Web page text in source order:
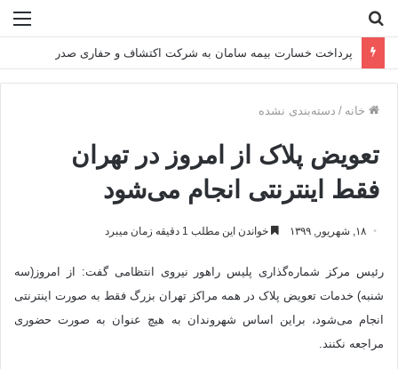
پرداخت خسارت بیمه سامان به شرکت اکتشاف و حفاری صدر
خانه / دسته‌بندی نشده
تعویض پلاک از امروز در تهران
فقط اینترنتی انجام می‌شود
۱۸, شهریور, ۱۳۹۹ خواندن این مطلب 1 دقیقه زمان میبرد
رئیس مرکز شماره‌گذاری پلیس راهور نیروی انتظامی گفت: از امروز(سه
شنبه) خدمات تعویض پلاک در همه مراکز تهران بزرگ فقط به صورت اینترنتی
انجام می‌شود، براین اساس شهروندان به هیچ عنوان به صورت حضوری
مراجعه نکنند.